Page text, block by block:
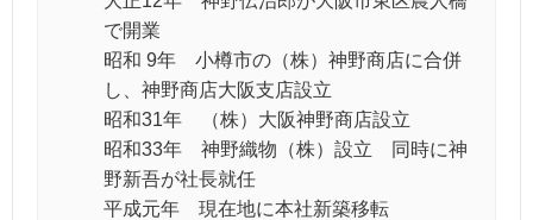
で開業
昭和 9年 小樽市の（株）神野商店に合併
し、神野商店大阪支店設立
昭和31年 （株）大阪神野商店設立
昭和33年 神野織物（株）設立 同時に神
野新吾が社長就任
平成元年 現在地に本社新築移転